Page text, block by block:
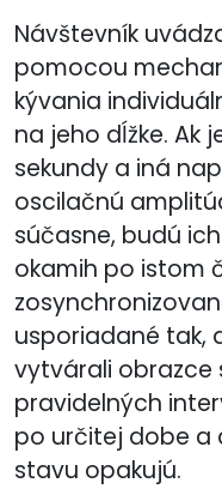
Návštevník
pomocou
kývania
na jeho dĺžke. Ak
sekundy a iná
oscilačnú
súčasne, budú
okamih po istom
usporiadané tak,
vytvárali obrazce
pravidelných
po určitej dobe
stavu opakujú.